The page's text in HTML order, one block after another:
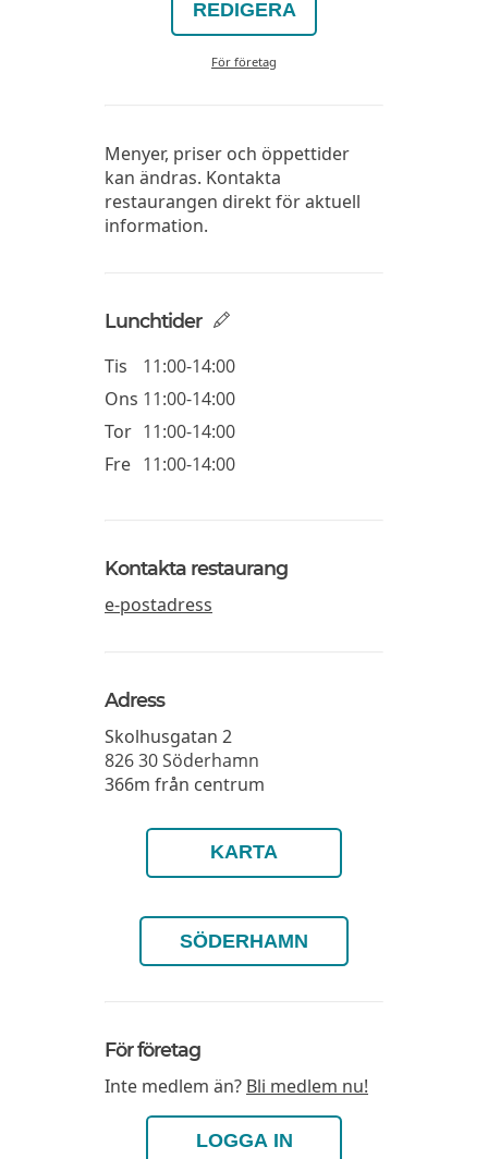
REDIGERA
För företag
Menyer, priser och öppettider
kan ändras. Kontakta
restaurangen direkt för aktuell
information.
Lunchtider
Tis
11:00-14:00
Ons 11:00-14:00
Tor 11:00-14:00
Fre 11:00-14:00
Kontakta restaurang
e-postadress
Adress
Skolhusgatan 2
826 30Söderhamn
366m från centrum
KARTA
SÖDERHAMN
För företag
Inte medlem än? Bli medlem nu!
LOGGA IN